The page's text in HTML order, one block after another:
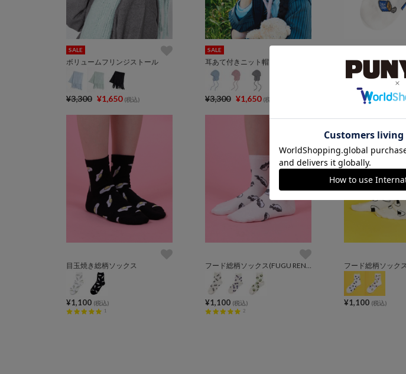
SALE
ボリュームフリンジストール
¥3,300 ¥1,650 (税込)
SALE
耳あて付きニット帽
¥3,300 ¥1,650 (税込)
フード総柄ソック
¥1,100 (税込)
目玉焼き総柄ソックス
¥1,100 (税込)
1
フード総柄ソックス(FUGU RENNYU KIWI)
¥1,100 (税込)
2
フード総柄ソック
¥1,100 (税込)